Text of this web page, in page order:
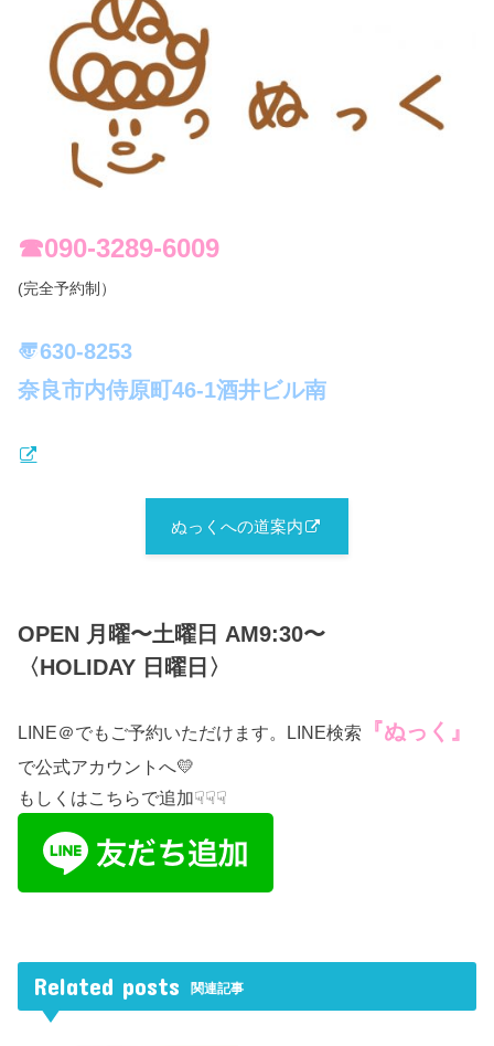
☎︎090-3289-6009
(完全予約制）
〠630-8253
奈良市内侍原町46-1酒井ビル南
ぬっくへの道案内
OPEN 月曜〜土曜日 AM9:30〜
〈HOLIDAY 日曜日〉
LINE＠でもご予約いただけます。LINE検索 『ぬっく』
で公式アカウントへ💛
もしくはこちらで追加☟☟☟
Related posts 関連記事